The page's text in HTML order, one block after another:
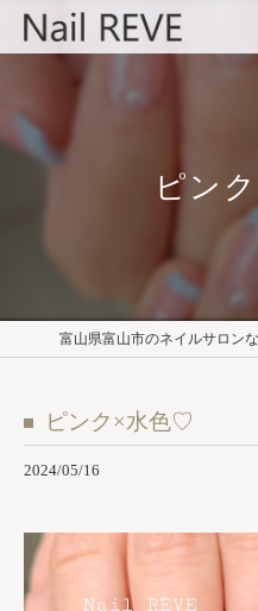
ピン
ピンク×水色♡
2024/05/16